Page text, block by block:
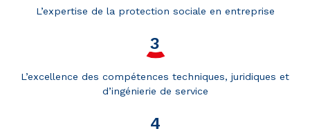
L’expertise de la protection sociale en entreprise
L’excellence des compétences techniques, juridiques et
d’ingénierie de service